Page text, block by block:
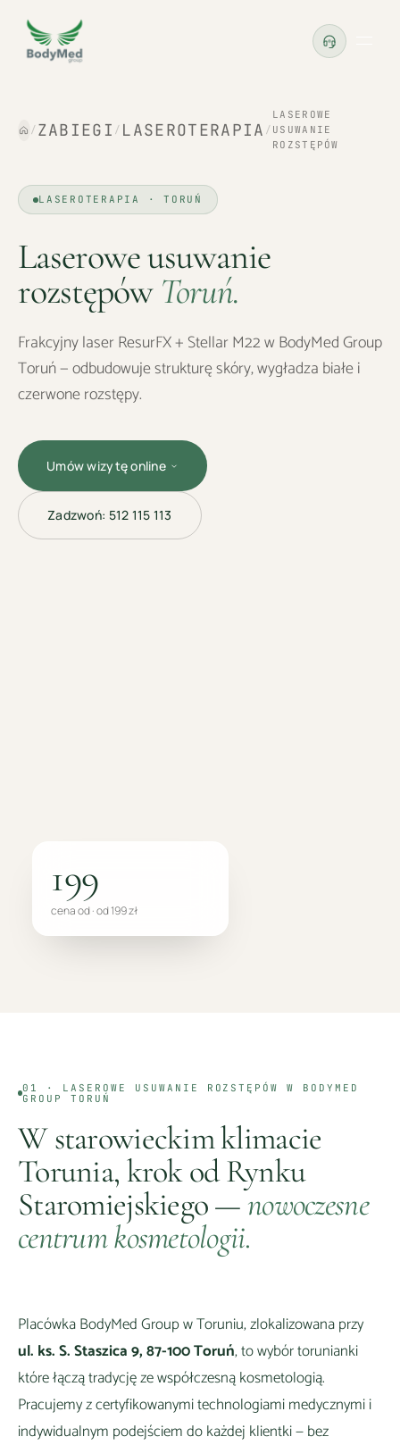
/ ZABIEGI / LASEROTERAPIA /
LASEROWE
USUWANIE
ROZSTĘPÓW
LASEROTERAPIA · TORUŃ
Laserowe usuwanie
rozstępów Toruń.
Frakcyjny laser ResurFX + Stellar M22 w BodyMed Group
Toruń — odbudowuje strukturę skóry, wygładza białe i
czerwone rozstępy.
Umów wizytę online
Zadzwoń: 512 115 113
199
cena od · od 199 zł
01 · LASEROWE USUWANIE ROZSTĘPÓW
W BODYMED
GROUP TORUŃ
W starowieckim klimacie
Torunia, krok od Rynku
Staromiejskiego—nowoczesne
centrum kosmetologii.
Placówka BodyMed Group wToruniu, zlokalizowana przy
ul. ks. S. Staszica 9, 87-100 Toruń, to wybórtorunianki
które łączą tradycję ze współczesną kosmetologią.
Pracujemy z certyfikowanymi technologiami medycznymi i
indywidualnym podejściem do każdej klientki — bez